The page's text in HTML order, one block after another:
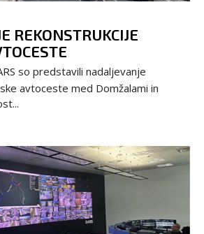
REKONSTRUKCIJE
so predstavili nadaljevanje
avtoceste med Domžalami in